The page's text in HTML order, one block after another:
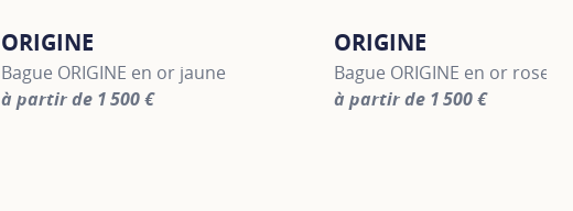
ORIGINE
Bague ORIGINE en or jaune
à partir de 1 500 €
ORIGINE
Bague ORIGINE en or rose
à partir de 1 500 €